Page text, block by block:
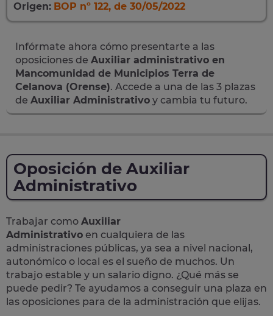
Origen: BOP nº 122, de 30/05/2022
Infórmate ahora cómo presentarte a las
oposiciones de Auxiliar administrativo en
Mancomunidad de Municipios Terra de
Celanova (Orense). Accede a una de las 3 plazas
de Auxiliar Administrativo y cambia tu futuro.
Oposición de Auxiliar
Administrativo
Trabajar como Auxiliar
Administrativo en cualquiera de las
administraciones públicas, ya sea a nivel nacional,
autonómico o local es el sueño de muchos. Un
trabajo estable y un salario digno. ¿Qué más se
puede pedir? Te ayudamos a conseguir una plaza en
las oposiciones para de la administración que elijas.